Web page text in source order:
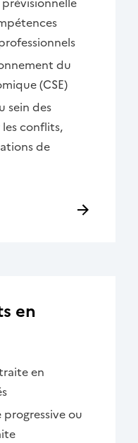
du
(CSE)
sein des
conflits,
de
en
en
ou